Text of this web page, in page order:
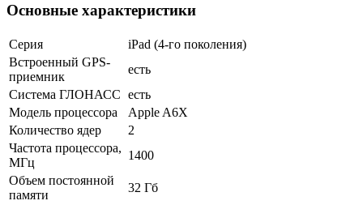
Основные характеристики
Серия
iPad (4-го поколения)
Встроенный GPS-
приемник
есть
Система ГЛОНАСС есть
Модель процессора
Apple A6X
Количество ядер
2
Частота процессора,
МГц
1400
Объем постоянной
памяти
32 Гб